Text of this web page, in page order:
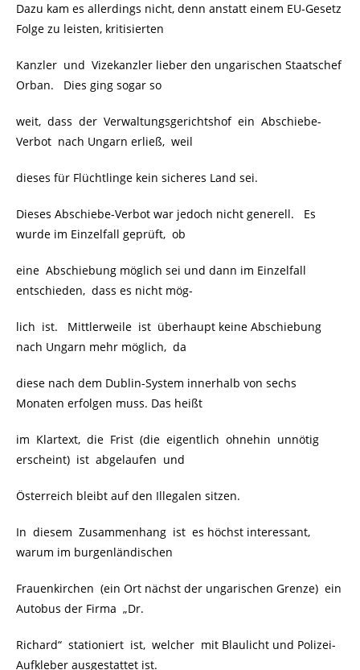
Dazu kam es allerdings nicht, denn anstatt einem EU-Gesetz
Folge zu leisten, kritisierten
Kanzler und Vizekanzler lieber den ungarischen Staatschef
Orban. Dies ging sogar so
weit, dass der Verwaltungsgerichtshof ein Abschiebe-
Verbot nach Ungarn erließ, weil
dieses für Flüchtlinge kein sicheres Land sei.
Dieses Abschiebe-Verbot war jedoch nicht generell. Es
wurde im Einzelfall geprüft, ob
eine Abschiebung möglich sei und dann im Einzelfall
entschieden, dass es nicht mög-
lich ist. Mittlerweile ist überhaupt keine Abschiebung
nach Ungarn mehr möglich, da
diese nach dem Dublin-System innerhalb von sechs
Monaten erfolgen muss. Das heißt
im Klartext, die Frist (die eigentlich ohnehin unnötig
erscheint) ist abgelaufen und
Österreich bleibt auf den Illegalen sitzen.
In diesem Zusammenhang ist es höchst interessant,
warum im burgenländischen
Frauenkirchen (ein Ort nächst der ungarischen Grenze) ein
Autobus der Firma „Dr.
Richard“ stationiert ist, welcher mit Blaulicht und Polizei-
Aufkleber ausgestattet ist.